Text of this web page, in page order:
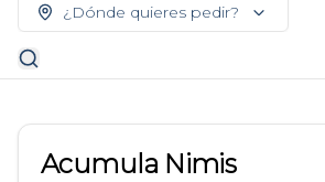
¿Dónde quieres pedir?
Acumula Nimis